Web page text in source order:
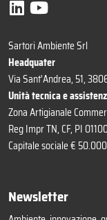
Sartori Ambiente Srl
Headquater
Via Sant'Andrea, 51,
Unità tecnica e
Zona Artigianale
Reg Impr TN, CF, PI
Capitale sociale €
Newsletter